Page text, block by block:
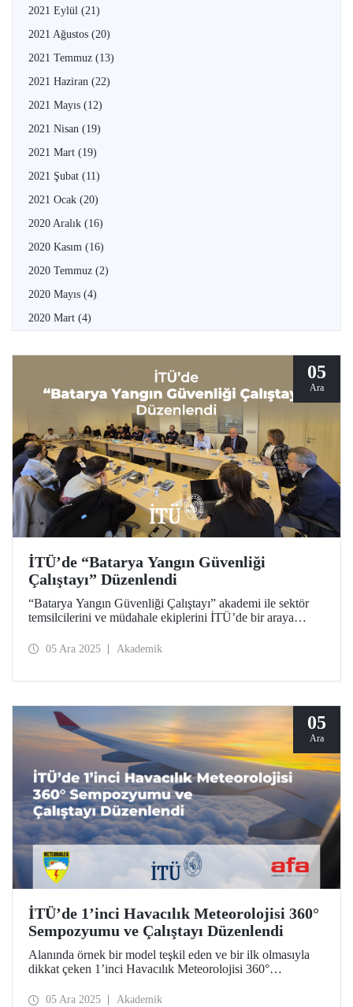
2021 Eylül (21)
2021 Ağustos (20)
2021 Temmuz (13)
2021 Haziran (22)
2021 Mayıs (12)
2021 Nisan (19)
2021 Mart (19)
2021 Şubat (11)
2021 Ocak (20)
2020 Aralık (16)
2020 Kasım (16)
2020 Temmuz (2)
2020 Mayıs (4)
2020 Mart (4)
05
Ara
İTÜ’de “Batarya Yangın Güvenliği
Çalıştayı” Düzenlendi
“Batarya Yangın Güvenliği Çalıştayı” akademi ile sektör
temsilcilerini ve müdahale ekiplerini İTÜ’de bir araya
söndürme ekipmanları ile müdahale çalışmaları ile güvenlik
05 Ara 2025 Akademik
05
Ara
İTÜ’de 1’inci Havacılık Meteorolojisi 360°
Sempozyumu ve Çalıştayı Düzenlendi
Alanında örnek bir model teşkil eden ve bir ilk olmasıyla
dikkat çeken 1’inci Havacılık Meteorolojisi 360°
ilişkin güncel konular üzerine sivil ve savunma bakış
05 Ara 2025 Akademik